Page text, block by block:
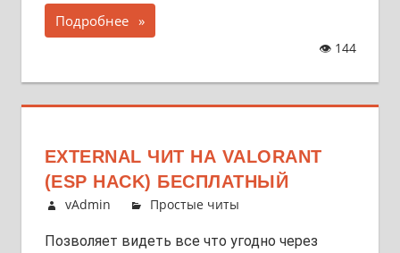
Подробнее
👁 144
EXTERNAL ЧИТ НА VALORANT
(ESP HACK) БЕСПЛАТНЫЙ
vAdmin Простые читы
Позволяет видеть все что угодно через